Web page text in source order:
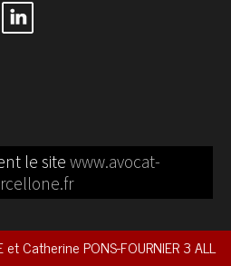
le site www.avocat-
Catherine PONS-FOURNIER3 ALL